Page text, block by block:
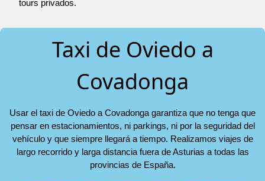
tours privados.
Taxi de Oviedo a
Covadonga
Usar el taxi de Oviedo a Covadonga garantiza que no tenga que
pensar en estacionamientos, ni parkings, ni por la seguridad del
vehículo y que siempre llegará a tiempo. Realizamos viajes de
largo recorrido y larga distancia fuera de Asturias a todas las
provincias de España.